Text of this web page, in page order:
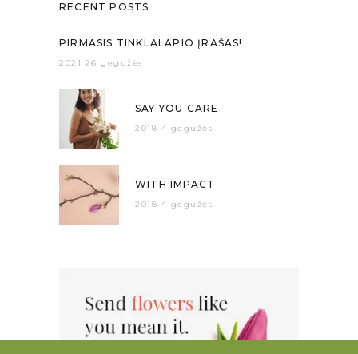
RECENT POSTS
PIRMASIS TINKLALAPIO ĮRAŠAS!
2021 26 gegužės
SAY YOU CARE
2018 4 gegužės
WITH IMPACT
2018 4 gegužės